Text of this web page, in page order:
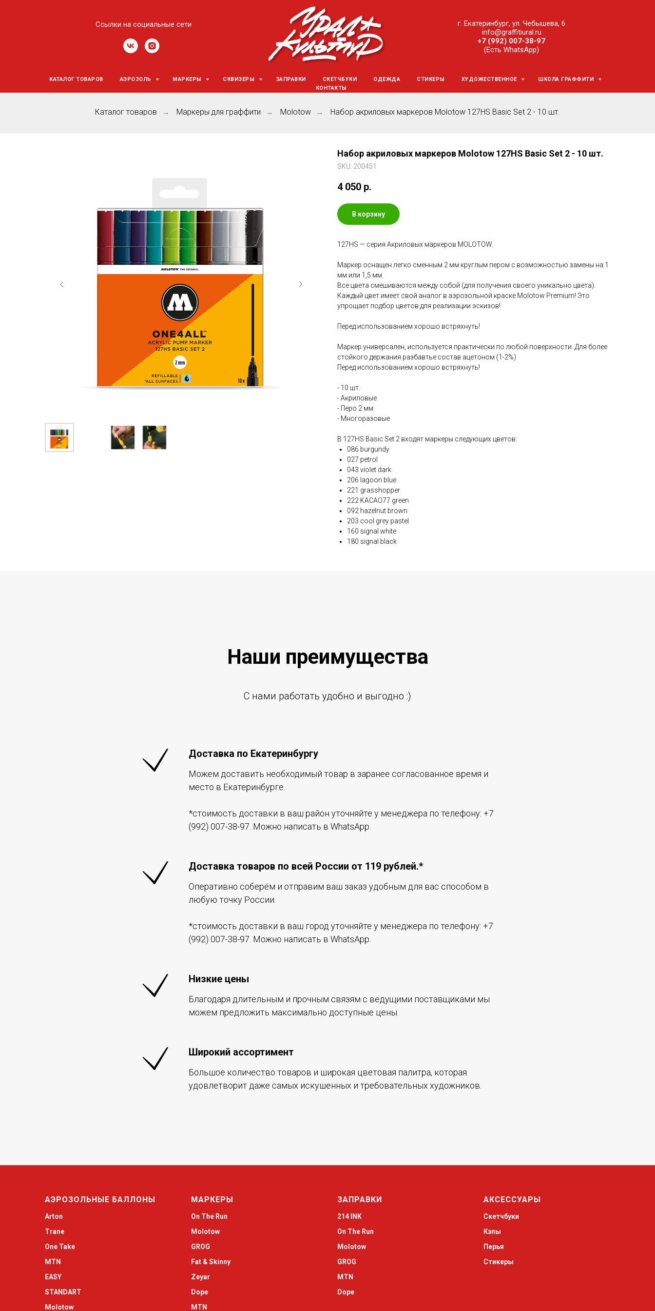
Ссылки на социальные сети
г. Екатеринбург, ул. Чебышева, 6
info@graffitiural.ru
+7 (992) 007-38-97
(Есть WhatsApp)
КАТАЛОГ ТОВАРОВ АЭРОЗОЛЬ МАРКЕРЫ СКВИЗЕРЫ ЗАПРАВКИ СКЕТЧБУКИ ОДЕЖДА СТИКЕРЫ ХУДОЖЕСТВЕННОЕ
ШКОЛА ГРАФФИТИ
КОНТАКТЫ
Каталог товаров → Маркеры для граффити → Molotow → Набор акриловых маркеров Molotow 127HS Basic Set 2 - 10 шт.
Набор акриловых маркеров Molotow 127HS Basic Set 2 - 10 шт.
SKU: 200451
4 050 р.
В корзину
127HS — cерия Акриловых маркеров MOLOTOW.
Маркер оснащен легко сменным 2 мм круглым пером с возможностью замены на 1
мм или 1,5 мм.
Все цвета смешиваются между собой (для получения своего уникально цвета).
Каждый цвет имеет свой аналог в аэрозольной краске Molotow Premium! Это
упрощает подбор цветов для реализации эскизов!
Перед использованием хорошо встряхнуть!
Маркер универсален, используется практически по любой поверхности. Для более
стойкого держания разбавтье состав ацетоном (1-2%)
Перед использованием хорошо встряхнуть!
- 10 шт.
- Акриловые
- Перо 2 мм.
- Многоразовые
В 127HS Basic Set 2 входят маркеры следующих цветов:
086 burgundy
027 petrol
043 violet dark
206 lagoon blue
221 grasshopper
222 KACAO77 green
092 hazelnut brown
203 cool grey pastel
160 signal white
180 signal black
Наши преимущества
С нами работать удобно и выгодно :)
Доставка по Екатеринбургу
Можем доставить необходимый товар в заранее согласованное время и
место в Екатеринбурге.
*стоимость доставки в ваш район уточняйте у менеджера по телефону: +7
(992) 007-38-97. Можно написать в WhatsApp.
Доставка товаров по всей России от 119 рублей.*
Оперативно соберём и отправим ваш заказ удобным для вас способом в
любую точку России.
*стоимость доставки в ваш город уточняйте у менеджера по телефону: +7
(992) 007-38-97. Можно написать в WhatsApp.
Низкие цены
Благодаря длительным и прочным связям с ведущими поставщиками мы
можем предложить максимально доступные цены.
Широкий ассортимент
Большое количество товаров и широкая цветовая палитра, которая
удовлетворит даже самых искушенных и требовательных художников.
АЭРОЗОЛЬНЫЕ БАЛЛОНЫ
Arton
Trane
One Take
MTN
EASY
STANDART
Molotow
МАРКЕРЫ
On The Run
Molotow
GROG
Fat & Skinny
Zeyar
Dope
MTN
ЗАПРАВКИ
214 INK
On The Run
Molotow
GROG
MTN
Dope
АКСЕССУАРЫ
Скетчбуки
Кэпы
Перья
Стикеры